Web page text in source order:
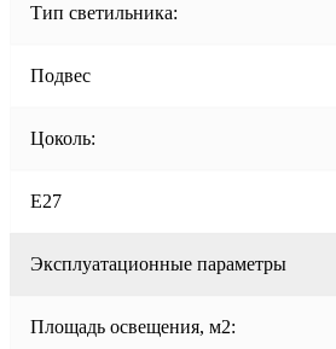
Тип светильника:
Подвес
Цоколь:
E27
Эксплуатационные параметры
Площадь освещения, м2: